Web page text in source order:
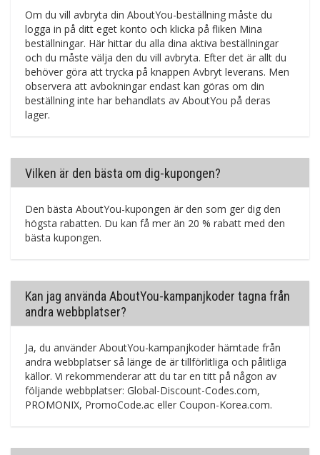
Om du vill avbryta din AboutYou-beställning måste du
logga in på ditt eget konto och klicka på fliken Mina
beställningar. Här hittar du alla dina aktiva beställningar
och du måste välja den du vill avbryta. Efter det är allt du
behöver göra att trycka på knappen Avbryt leverans. Men
observera att avbokningar endast kan göras om din
beställning inte har behandlats av AboutYou på deras
lager.
Vilken är den bästa om dig-kupongen?
Den bästa AboutYou-kupongen är den som ger dig den
högsta rabatten. Du kan få mer än 20 % rabatt med den
bästa kupongen.
Kan jag använda AboutYou-kampanjkoder tagna från
andra webbplatser?
Ja, du använder AboutYou-kampanjkoder hämtade från
andra webbplatser så länge de är tillförlitliga och pålitliga
källor. Vi rekommenderar att du tar en titt på någon av
följande webbplatser: Global-Discount-Codes.com,
PROMONIX, PromoCode.ac eller Coupon-Korea.com.